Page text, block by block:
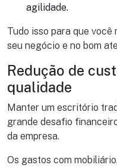
agilidade.
Tudo isso para que
seu negócio e no bom
Redução de
qualidade
Manter um escritório
grande desafio
da empresa.
Os gastos com